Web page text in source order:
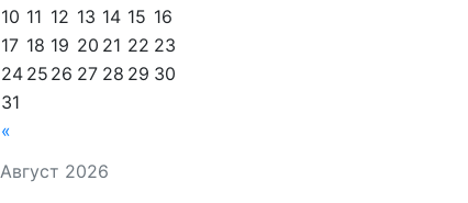
Август 2026
«
10 11 12 13 14 15 16
17 18 19 20 21 22 23
24 25 26 27 28 29 30
31